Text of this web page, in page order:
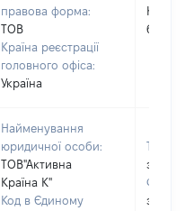
правова форма:
ТОВ
Країна реєстрації
головного офіса:
Україна
буд.13
Найменування
юридичної особи:
ТОВ"Активна
Країна К"
Код в Єдиному
Факс: